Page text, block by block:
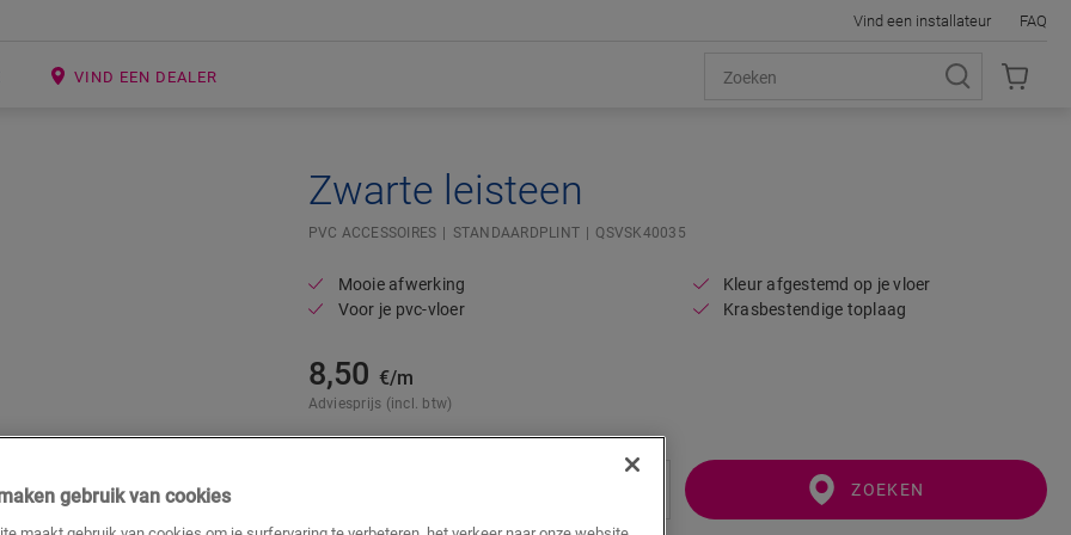
VIND EEN DEALER
Vind een installateur FAQ
Zwarte leisteen
PVC ACCESSOIRES STANDAARDPLINT QSVSK40035
Mooie afwerking
Voor je pvc-vloer
Kleur afgestemd op je vloer
Krasbestendige toplaag
8,50 €/m
Adviesprijs (incl. btw)
ZOEKEN
gebruik van cookies